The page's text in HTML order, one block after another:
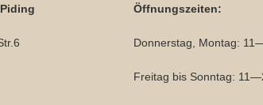
Öffnungszeiten:
Donnerstag, Montag:
Freitag bis Sonntag: